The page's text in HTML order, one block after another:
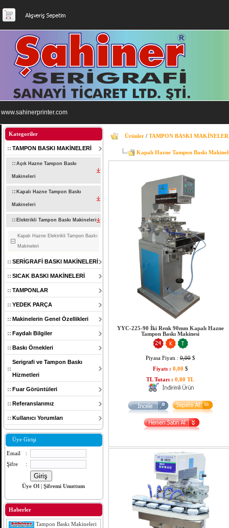
www.sahinerprinter.com
Kategoriler
TAMPON BASKI MAKİNELERİ
Açık Hazne Tampon Baskı
Makineleri
Kapalı Hazne Tampon Baskı
Makineleri
Elektrikli Tampon Baskı Makineleri
Kapalı Hazne Elektrikli Tampon Baskı
Makineleri
SERİGRAFİ BASKI MAKİNELERİ
SICAK BASKI MAKİNELERİ
TAMPONLAR
YEDEK PARÇA
Makinelerin Genel Özellikleri
Faydalı Bilgiler
Baskı Örnekleri
Serigrafi ve Tampon Baskı
Hizmetleri
Fuar Görüntüleri
Referanslarımız
Kullanıcı Yorumları
Üye Girişi
Email
:
Şifre
:
Üye Ol |Şifremi Unuttum
Haberler
Tampon Baskı Makineleri
Ürünler /TAMPON BASKI
Kapalı Hazne Tampon Baskı
YYC-225-90 İki Renk 90mm Kapalı Hazne
Tampon Baskı Makinesi
Piyasa Fiyatı : 0,00 $
Fiyatı : 0,00 $
TL Tutarı :0,00 TL